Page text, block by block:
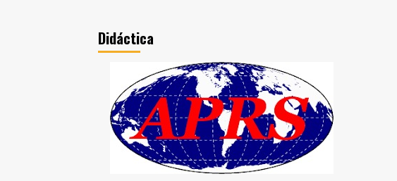
Didáctica